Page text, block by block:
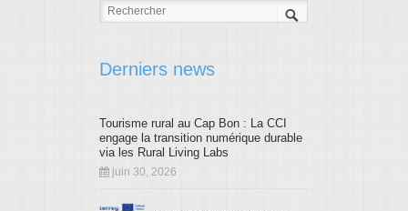
Derniers news
Tourisme rural au Cap Bon : La CCI
engage la transition numérique durable
via les Rural Living Labs
juin 30, 2026